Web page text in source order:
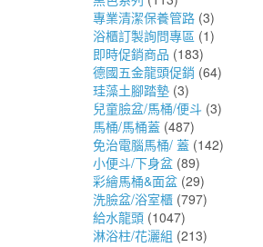
專業清潔保養管路 (3)
浴櫃訂製詢問專區 (1)
即時促銷商品 (183)
德國五金龍頭促銷 (64)
珪藻土腳踏墊 (3)
兒童臉盆/馬桶/便斗 (3)
馬桶/馬桶蓋 (487)
免治電腦馬桶/ 蓋 (142)
小便斗/下身盆 (89)
彩繪馬桶&面盆 (29)
洗臉盆/浴室櫃 (797)
給水龍頭 (1047)
淋浴柱/花灑組 (213)